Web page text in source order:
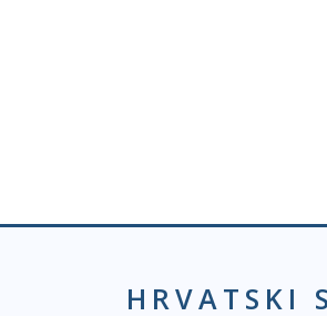
HRVATSKI